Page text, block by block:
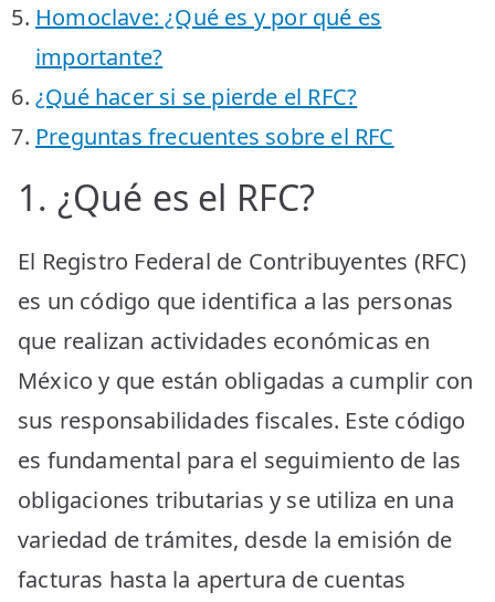
Homoclave: ¿Qué es y por qué es
importante?
¿Qué hacer si se pierde el RFC?
Preguntas frecuentes sobre el RFC
1. ¿Qué es el RFC?
El Registro Federal de Contribuyentes (RFC)
es un código que identifica a las personas
que realizan actividades económicas en
México y que están obligadas a cumplir con
sus responsabilidades fiscales. Este código
es fundamental para el seguimiento de las
obligaciones tributarias y se utiliza en una
variedad de trámites, desde la emisión de
facturas hasta la apertura de cuentas